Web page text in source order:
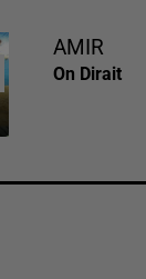
AMIR
On Dirait